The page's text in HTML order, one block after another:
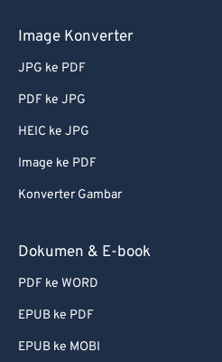
Image Konverter
JPG ke PDF
PDF ke JPG
HEIC ke JPG
Image ke PDF
Konverter Gambar
Dokumen & E-book
PDF ke WORD
EPUB ke PDF
EPUB ke MOBI